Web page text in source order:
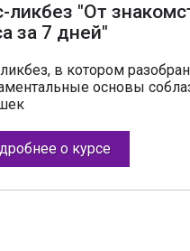
ликбез "От
за 7 дней"
в котором
основы
о курсе